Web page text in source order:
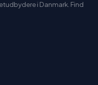
i Danmark. Find